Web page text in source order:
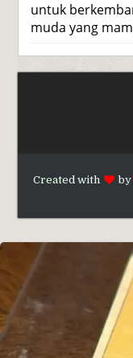
untuk
muda yang
Created with by